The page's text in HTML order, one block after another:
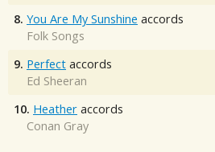
8. You Are My Sunshine accords
Folk Songs
9. Perfect accords
Ed Sheeran
10. Heather accords
Conan Gray